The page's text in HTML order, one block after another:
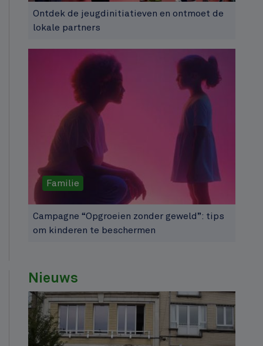
Ontdek de jeugdinitiatieven en ontmoet de
lokale partners
Familie
Campagne “Opgroeien zonder geweld”: tips
om kinderen te beschermen
Nieuws